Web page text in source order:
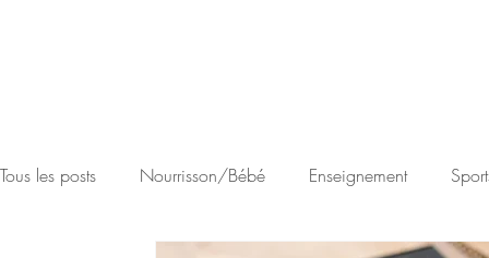
Tous les posts Nourrisson/Bébé Enseignement